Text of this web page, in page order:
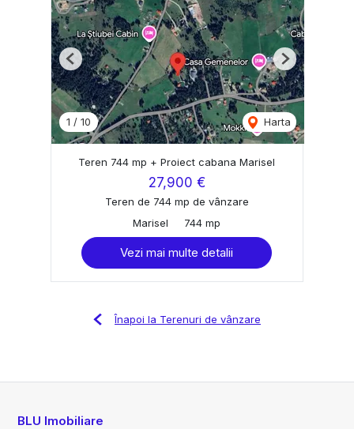
1 / 10 Harta
Previous Next
Teren 744 mp + Proiect cabana Marisel
27,900 €
Teren de 744 mp de vânzare
Marisel
744 mp
Vezi mai multe detalii
Înapoi la Terenuri de vânzare
BLU Imobiliare